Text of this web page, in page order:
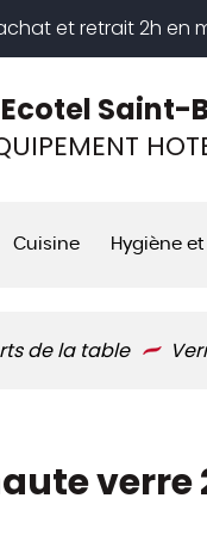
et retrait 2h en
Ecotel Saint-
Cuisine Hygiène
de la table
verre